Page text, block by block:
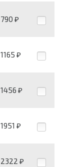
790 ₽
1165 ₽
1456 ₽
1951 ₽
2322 ₽